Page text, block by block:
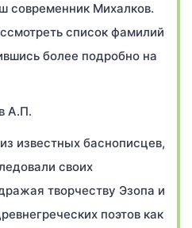
современник Михалков.
список фамилий
более подробно на
А.П.
известных баснописцев,
своих
творчеству Эзопа и
поэтов как